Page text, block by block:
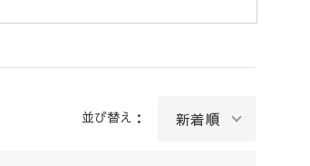
並び替え：